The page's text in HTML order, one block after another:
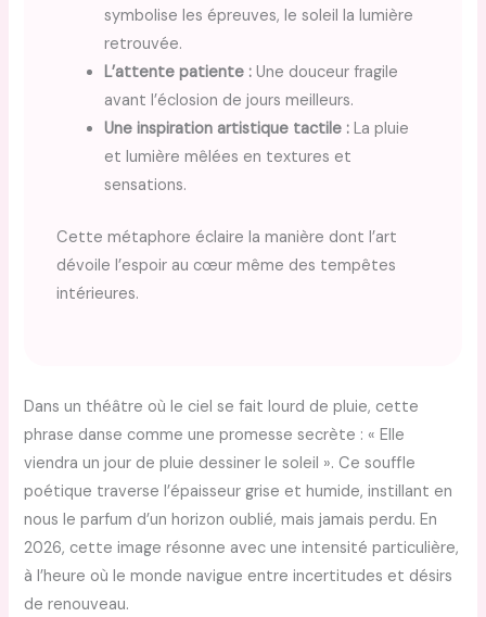
symbolise les épreuves, le soleil la lumière
retrouvée.
L’attente patiente : Une douceur fragile
avant l’éclosion de jours meilleurs.
Une inspiration artistique tactile : La pluie
et lumière mêlées en textures et
sensations.
Cette métaphore éclaire la manière dont l’art
dévoile l’espoir au cœur même des tempêtes
intérieures.
Dans un théâtre où le ciel se fait lourd de pluie, cette
phrase danse comme une promesse secrète : « Elle
viendra un jour de pluie dessiner le soleil ». Ce souffle
poétique traverse l’épaisseur grise et humide, instillant en
nous le parfum d’un horizon oublié, mais jamais perdu. En
2026, cette image résonne avec une intensité particulière,
à l’heure où le monde navigue entre incertitudes et désirs
de renouveau.